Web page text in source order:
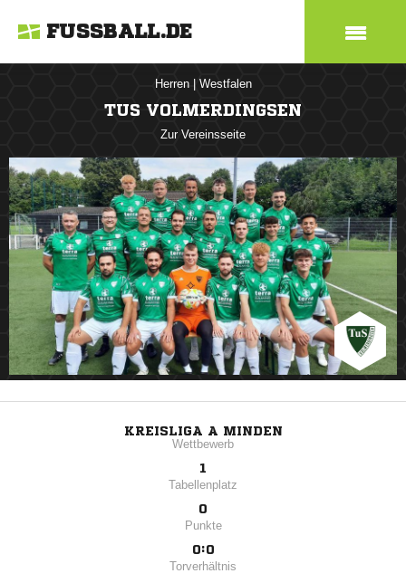
FUSSBALL.DE
Herren Westfalen
TUS VOLMERDINGSEN
Zur Vereinsseite
KREISLIGA A MINDEN
Wettbewerb
1
Tabellenplatz
0
Punkte
0:0
Torverhältnis